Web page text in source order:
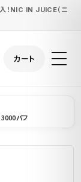
！NIC IN JUICE（ニ
カート
パフ